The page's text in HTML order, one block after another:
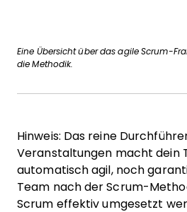
Eine Übersicht über das agile Scrum-
die Methodik.
Hinweis: Das reine
Veranstaltungen macht dein
automatisch agil, noch
Team nach der Scrum-
Scrum effektiv umgesetzt